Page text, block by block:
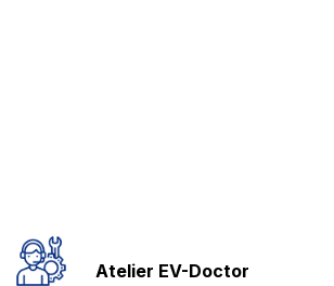
Atelier EV-Doctor